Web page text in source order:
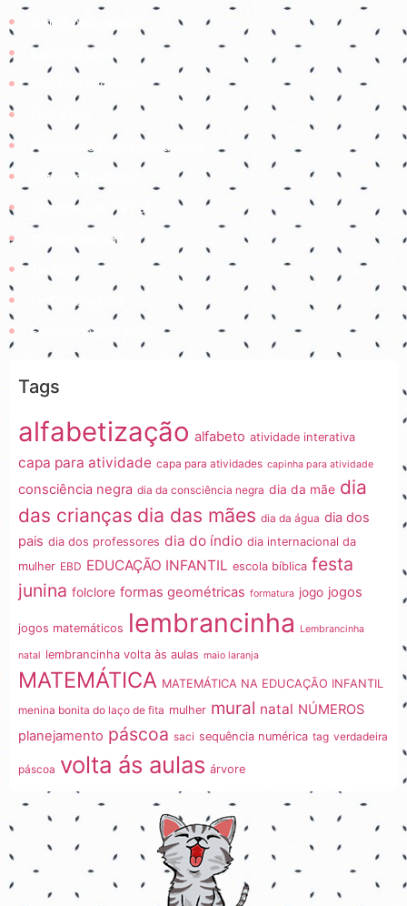
Tudo é pedagógico
Balão de Ideias
Prof Roh Pedroso
Professora Rebeca Neumann
Jogos educativos
Coisinhas da Tia Cal
@ProfessoraGii
Professora Lisiê
Ensinando com amor
Tags
alfabetização alfabeto atividade interativa
capa para atividade capa para atividades capinha para atividade
consciência negra dia da consciência negra dia da mãe dia
das crianças dia das mães dia da água dia dos
pais dia dos professores dia do índio dia internacional da
mulher EBD EDUCAÇÃO INFANTIL escola bíblica festa
junina folclore formas geométricas formatura jogo jogos
jogos matemáticos lembrancinha Lembrancinha
natal lembrancinha volta às aulas maio laranja
MATEMÁTICA MATEMÁTICA NA EDUCAÇÃO INFANTIL
menina bonita do laço de fita mulher mural natal NÚMEROS
planejamento páscoa saci sequência numérica tag verdadeira
páscoa volta ás aulas árvore